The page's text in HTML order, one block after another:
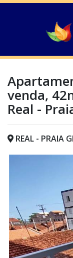
venda,
Real -
REAL - PRAIA